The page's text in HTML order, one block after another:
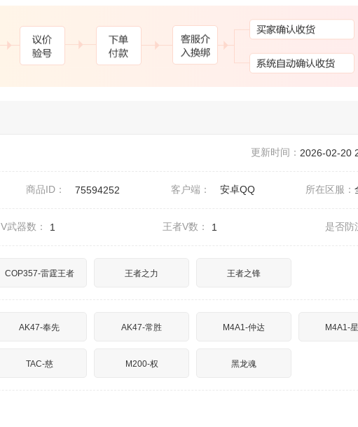
更新时间： 2026-02-20
商品ID： 75594252 客户端： 安卓QQ 所在区服：
V武器数： 1 王者V数： 1 是否防
COP357-雷霆王者 王者之力 王者之锋
AK47-奉先 AK47-常胜 M4A1-仲达 M4A1-
TAC-慈 M200-权 黑龙魂